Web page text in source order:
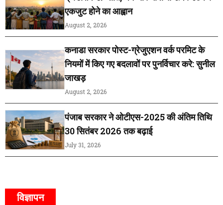
एकजुट होने का आह्वान
August 2, 2026
कनाडा सरकार पोस्ट-ग्रेजुएशन वर्क परमिट के
नियमों में किए गए बदलावों पर पुनर्विचार करे: सुनील
जाखड़
August 2, 2026
पंजाब सरकार ने ओटीएस-2025 की अंतिम तिथि
30 सितंबर 2026 तक बढ़ाई
July 31, 2026
विज्ञापन